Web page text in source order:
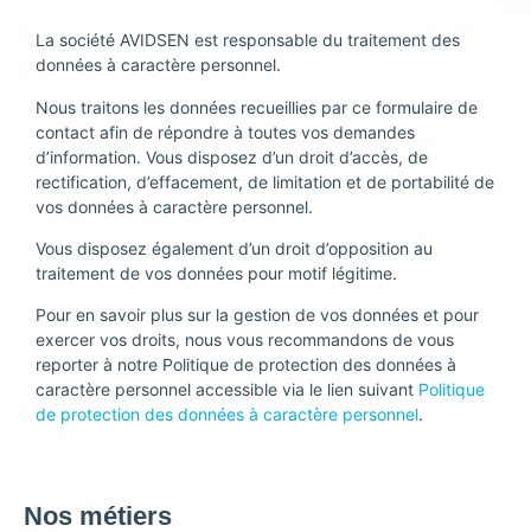
La société AVIDSEN est responsable du traitement des
données à caractère personnel.
Nous traitons les données recueillies par ce formulaire de
contact afin de répondre à toutes vos demandes
d’information. Vous disposez d’un droit d’accès, de
rectification, d’effacement, de limitation et de portabilité de
vos données à caractère personnel.
Vous disposez également d’un droit d’opposition au
traitement de vos données pour motif légitime.
Pour en savoir plus sur la gestion de vos données et pour
exercer vos droits, nous vous recommandons de vous
reporter à notre Politique de protection des données à
caractère personnel accessible via le lien suivant Politique
de protection des données à caractère personnel.
Nos métiers